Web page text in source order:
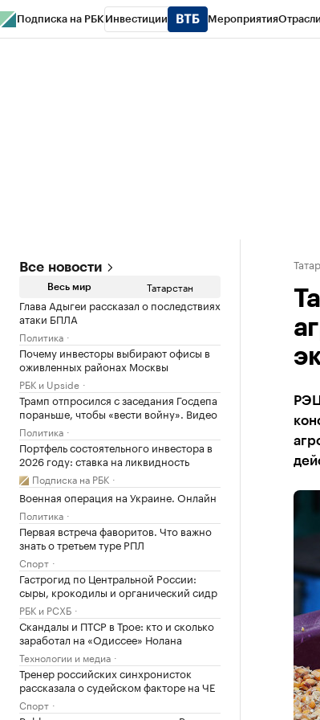
Подписка на РБК Инвестиции МероприятияОтрасли
Все новости
Весь мир Татарстан
Глава Адыгеи рассказал о последствиях
атаки БПЛА
Политика
Почему инвесторы выбирают офисы в
оживленных районах Москвы
РБК и Upside
Трамп отпросился с заседания Госдепа
пораньше, чтобы «вести войну». Видео
Политика
Портфель состоятельного инвестора в
2026 году: ставка на ликвидность
Подписка на РБК
Военная операция на Украине. Онлайн
Политика
Первая встреча фаворитов. Что важно
знать о третьем туре РПЛ
Спорт
Гастрогид по Центральной России:
сыры, крокодилы и органический сидр
РБК и РСХБ
Скандалы и ПТСР в Трое: кто и сколько
заработал на «Одиссее» Нолана
Технологии и медиа
Тренер российских синхронисток
рассказала о судейском факторе на ЧЕ
Спорт